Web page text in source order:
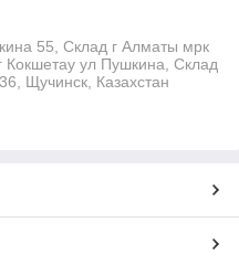
55, Склад г Алматы мрк
ул Пушкина, Склад
Щучинск, Казахстан